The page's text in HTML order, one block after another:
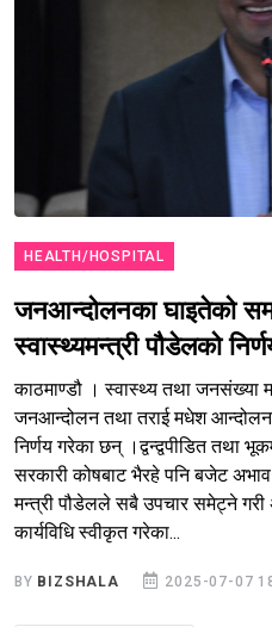
HEALTH/HOSPITAL
जनआन्दोलनका घाइतेको
स्वास्थ्यमन्त्री पौडेलको
काठमाण्डौ । स्वास्थ्य तथा जनसंख्या
जनआन्दोलन तथा तराई मधेश
निर्णय गरेका छन् ।द्वन्द्वपीडित तथा
सरकारी कोषबाट भैरहे पनि बजेट
मन्त्री पौडेलले सबै उपचार समेट्ने गरी
कार्यविधि स्वीकृत गरेका...
BY BIZSHALA 2025-07-07